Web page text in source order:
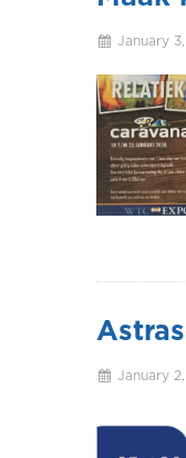
January
January